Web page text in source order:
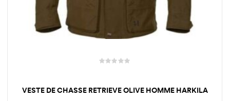
VESTE DE CHASSE RETRIEVE OLIVE HOMME HARKILA